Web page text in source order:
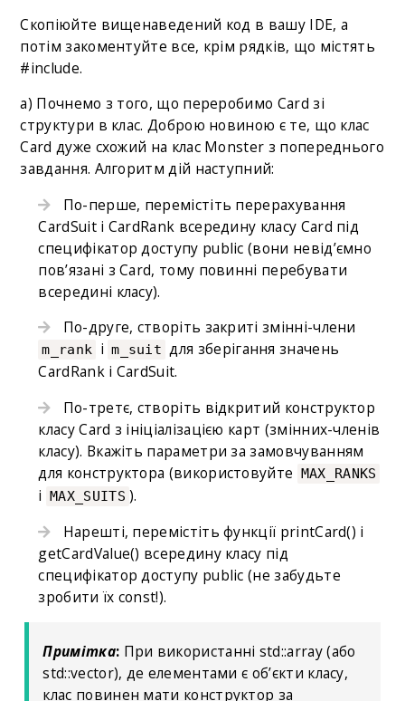
Скопіюйте вищенаведений код в вашу IDE, а
потім закоментуйте все, крім рядків, що містять
#include.
a) Почнемо з того, що переробимо Card зі
структури в клас. Доброю новиною є те, що клас
Card дуже схожий на клас Monster з попереднього
завдання. Алгоритм дій наступний:
По-перше, перемістіть перерахування
CardSuit і CardRank всередину класу Card під
специфікатор доступу public (вони невід’ємно
пов’язані з Card, тому повинні перебувати
всередині класу).
По-друге, створіть закриті змінні-члени
m_rank і m_suit для зберігання значень
CardRank і CardSuit.
По-третє, створіть відкритий конструктор
класу Card з ініціалізацією карт (змінних-членів
класу). Вкажіть параметри за замовчуванням
для конструктора (використовуйте MAX_RANKS
і MAX_SUITS ).
Нарешті, перемістіть функції printCard() і
getCardValue() всередину класу під
специфікатор доступу public (не забудьте
зробити їх const!).
Примітка: При використанні std::array (або
std::vector), де елементами є об’єкти класу,
клас повинен мати конструктор за